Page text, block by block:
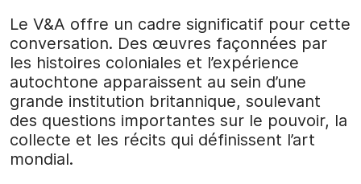
Le V&A offre un cadre significatif pour cette
conversation. Des œuvres façonnées par
les histoires coloniales et l’expérience
autochtone apparaissent au sein d’une
grande institution britannique, soulevant
des questions importantes sur le pouvoir, la
collecte et les récits qui définissent l’art
mondial.